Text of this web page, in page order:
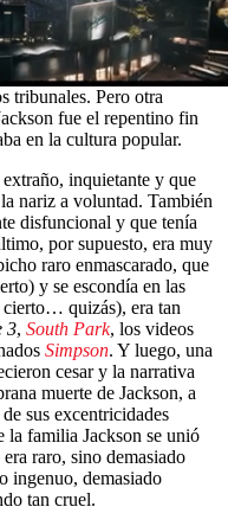
benefició más aMichael
Significó que ya no
tuvieran que solucionar,
infantilque lo obligaran a
tribunales. Pero otra
fue el repentino fin
en la cultura popular.
inquietante y que
nariz a voluntad. También
disfuncional y que tenía
por supuesto, era muy
raro enmascarado, que
y se escondía en las
cierto… quizás), era tan
3, South Park, los videos
Simpson. Y luego, una
cesar y la narrativa
muerte de Jackson, a
sus excentricidades
la familia Jackson se unió
raro, sino demasiado
ingenuo, demasiado
tan cruel.